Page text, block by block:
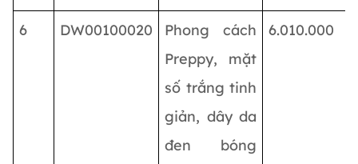
6 DW00100020
Phong cách
Preppy, mặt
số trắng tinh
giản, dây da
đen bóng
6.010.000